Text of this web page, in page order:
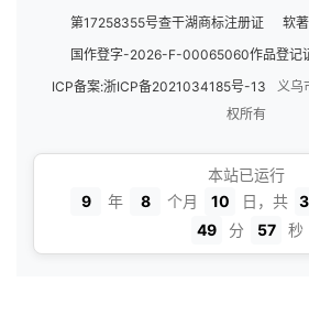
第17258355号查干湖商标注册证
软
国作登字-2026-F-00065060作品登记
ICP备案:浙ICP备2021034185号-13
义乌
权所有
本站已运行
9
年 8 个月 10 日，共
49
分 58 秒